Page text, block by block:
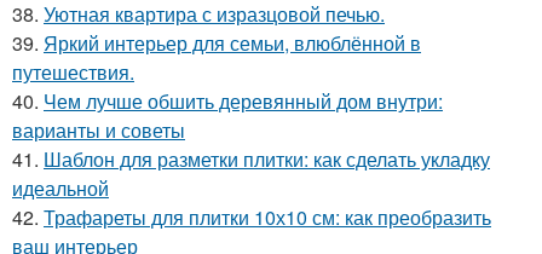
38. Уютная квартира с изразцовой печью.
39. Яркий интерьер для семьи, влюблённой в
путешествия.
40. Чем лучше обшить деревянный дом внутри:
варианты и советы
41. Шаблон для разметки плитки: как сделать укладку
идеальной
42. Трафареты для плитки 10х10 см: как преобразить
ваш интерьер